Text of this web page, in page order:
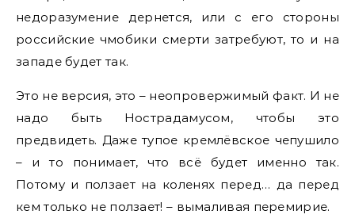
недоразумение дернется, или с его стороны
российские чмобики смерти затребуют, то и на
западе будет так.
Это не версия, это – неопровержимый факт. И не
надо быть Нострадамусом, чтобы это
предвидеть. Даже тупое кремлёвское чепушило
– и то понимает, что всё будет именно так.
Потому и ползает на коленях перед… да перед
кем только не ползает! – вымаливая перемирие.